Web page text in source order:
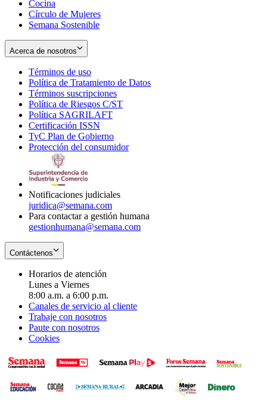
Cocina
Círculo de Mujeres
Semana Sostenible
Acerca de nosotros
Términos de uso
in
new
window
Política de Tratamiento de Datos
Términos suscripciones
in
Política de Riesgos C/ST
Política SAGRILAFT
new
window
Certificación ISSN
in
new
TyC Plan de Gobierno
in
Protección del consumidorOpens
Notificaciones judiciales
juridica@semana.com
Para contactar a gestión humana
gestionhumana@semana.com
Contáctenos
Horarios de atención
Lunes a Viernes
8:00 a.m. a 6:00 p.m.
Canales de servicio al cliente
Trabaje con nosotros
Paute con nosotros
Cookies